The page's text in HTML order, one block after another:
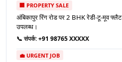
🏢 PROPERTY SALE
अंबिकापुर रिंग रोड पर 2 BHK रेडी-टू-मूव फ्लैट
उपलब्ध।
📞 संपर्क:+91 98765 XXXXX
💼 URGENT JOB